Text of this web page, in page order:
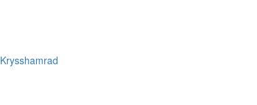
Krysshamrad